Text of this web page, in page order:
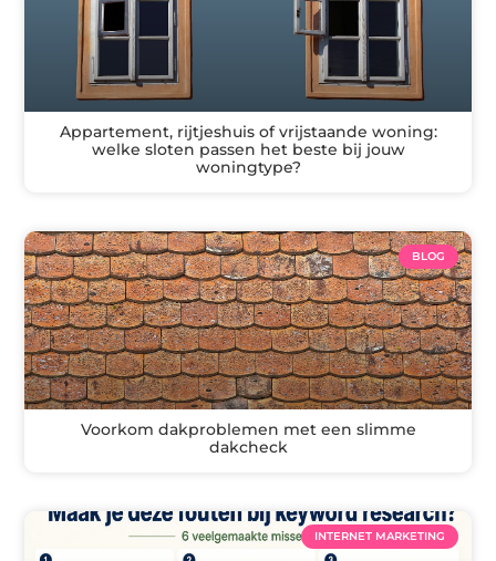
Appartement, rijtjeshuis of vrijstaande woning:
welke sloten passen het beste bij jouw
woningtype?
BLOG
Voorkom dakproblemen met een slimme
dakcheck
INTERNET MARKETING